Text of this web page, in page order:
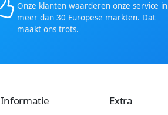
Onze klanten waarderen onze service in
meer dan 30 Europese markten. Dat
maakt ons trots.
Informatie Extra